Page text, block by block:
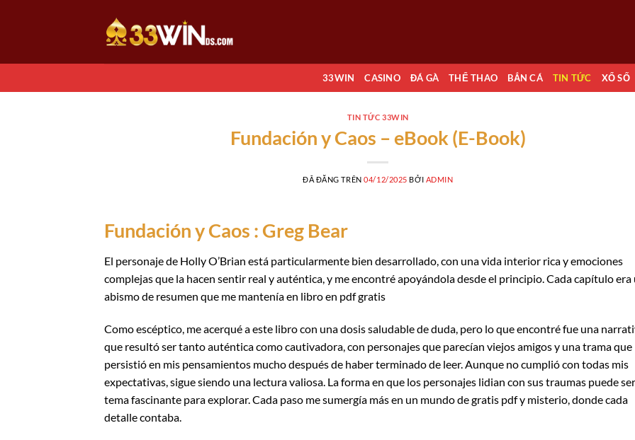
dung
33WIN CASINO ĐÁ GÀ THỂ THAO BẮN CÁ TIN TỨC XỔ SỐ
TIN TỨC 33WIN
Fundación y Caos – eBook (E-Book)
ĐÃ ĐĂNG TRÊN04/12/2025 BỞI ADMIN
Fundación y Caos : Greg Bear
El personaje de Holly O’Brian está particularmente bien desarrollado, con una vida interior rica y emociones
complejas que la hacen sentir real y auténtica, y me encontré apoyándola desde el principio. Cada capítulo era
abismo de resumen que me mantenía en libro en pdf gratis
Como escéptico, me acerqué a este libro con una dosis saludable de duda, pero lo que encontré fue una
que resultó ser tanto auténtica como cautivadora, con personajes que parecían viejos amigos y una trama que
persistió en mis pensamientos mucho después de haber terminado de leer. Aunque no cumplió con todas mis
expectativas, sigue siendo una lectura valiosa. La forma en que los personajes lidian con sus traumas puede
tema fascinante para explorar. Cada paso me sumergía más en un mundo de gratis pdf y misterio, donde cada
detalle contaba.